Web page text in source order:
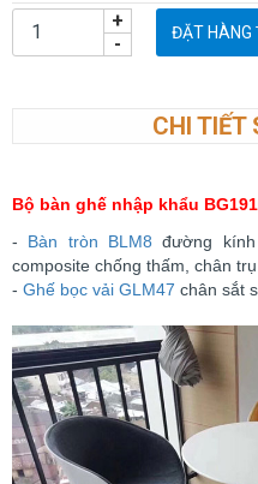
-
+ ĐẶT HÀNG
CHI TIẾT
Bộ bàn ghế nhập khẩu
- Bàn tròn BLM8 đường
composite chống thấm, chân trụ
- Ghế bọc vải GLM47 chân sắt